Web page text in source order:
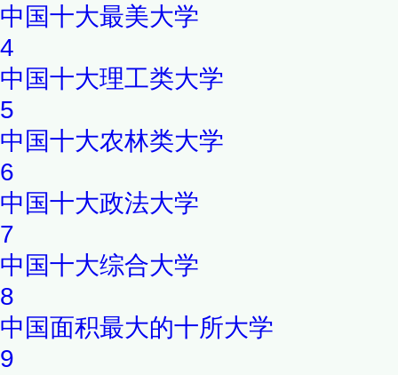
中国十大最美大学
4
中国十大理工类大学
5
中国十大农林类大学
6
中国十大政法大学
7
中国十大综合大学
8
中国面积最大的十所大学
9